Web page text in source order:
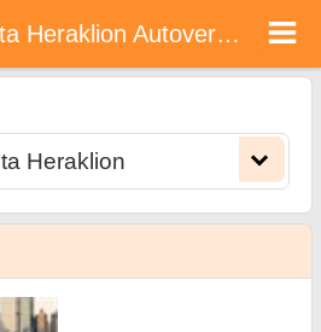
Flughafen Kreta Heraklion Autovermietung